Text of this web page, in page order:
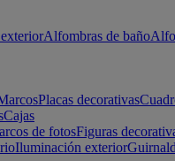
Alfombras de baño
Placas decorativas
Cajas
de fotosFiguras
Iluminación exterior